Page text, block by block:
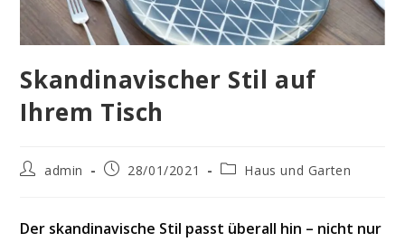
Skandinavischer Stil auf
Ihrem Tisch
Beitrags-
admin
Beitrag28/01/2021
Beitrags-
Haus und Garten
Der skandinavische Stil passt überall hin – nicht nur